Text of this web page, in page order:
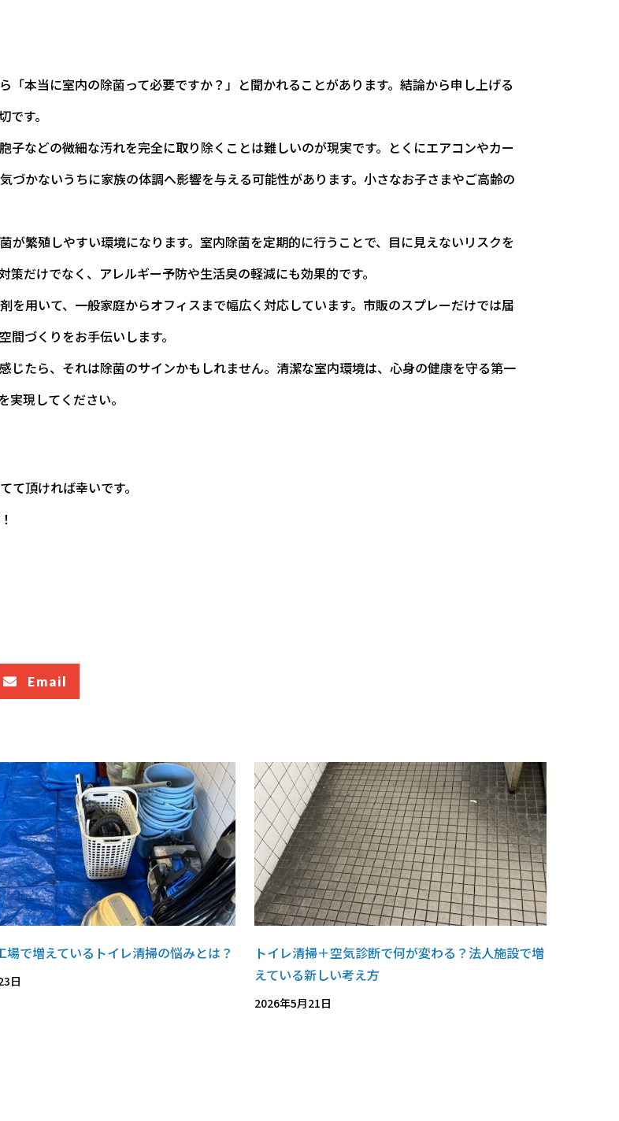
本当に室内の除菌って必要ですか？」と聞かれることがあります。結論から申し上げる
す。
子などの微細な汚れを完全に取り除くことは難しいのが現実です。とくにエアコンやカー
かないうちに家族の体調へ影響を与える可能性があります。小さなお子さまやご高齢の
が繁殖しやすい環境になります。室内除菌を定期的に行うことで、目に見えないリスクを
だけでなく、アレルギー予防や生活臭の軽減にも効果的です。
用いて、一般家庭からオフィスまで幅広く対応しています。市販のスプレーだけでは届
づくりをお手伝いします。
じたら、それは除菌のサインかもしれません。清潔な室内環境は、心身の健康を守る第一
現してください。
頂ければ幸いです。
Email
場で増えているトイレ清掃の悩みとは？
日
トイレ清掃＋空気診断で何が変わる？法人施設で増
えている新しい考え方
2026年5月21日